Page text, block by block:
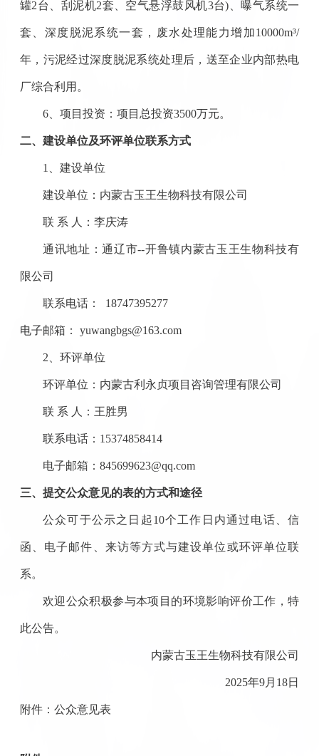
罐2台、刮泥机2套、空气悬浮鼓风机3台) 、曝气系统一
套、深度脱泥系统一套 ， 废水处理能力增加10000m³/
年 ， 污泥经过深度脱泥系统处理后 ， 送至企业内部热电
厂综合利用。
6、 项目投资：项目总投资3500万元。
二、 建设单位及环评单位联系方式
1 、建设单位
建设单位： 内蒙古玉王生物科技有限公司
联 系 人： 李庆涛
通讯地址：通辽市--开鲁镇内蒙古玉王生物科技有
限公司
联系电话： 18747395277
电子邮箱 ： yuwangbgs@163.com
2、 环评单位
环评单位：内蒙古利永贞项目咨询管理有限公司
联 系 人：王胜男
联系电话： 15374858414
电子邮箱： 845699623@qq.com
三、 提交公众意见的表的方式和途径
公众可于公示之日起10个工作日内通过电话、信
函、电子邮件、来访等方式与建设单位或环评单位联
系。
欢迎公众积极参与本项目的环境影响评价工作，特
此公告。
内蒙古玉王生物科技有限公司
2025年9月 18日
附件：公众意见表